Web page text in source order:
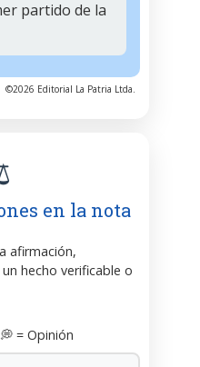
partido de la
©2026 Editorial La Patria Ltda.
en la nota
afirmación,
hecho verificable o
= Opinión